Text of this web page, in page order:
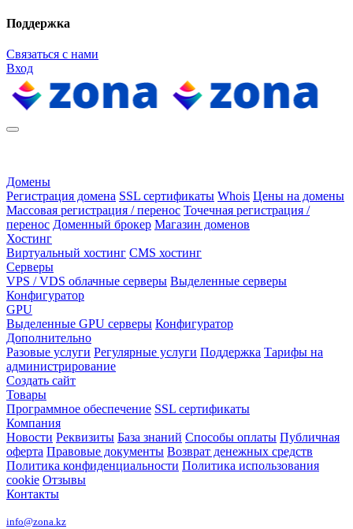
Поддержка
Связаться с нами
Вход
Домены
Регистрация домена SSL сертификаты Whois Цены на домены
Массовая регистрация / перенос Точечная регистрация /
перенос Доменный брокер Магазин доменов
Хостинг
Виртуальный хостинг CMS хостинг
Серверы
VPS / VDS облачные серверы Выделенные серверы
Конфигуратор
GPU
Выделенные GPU серверы Конфигуратор
Дополнительно
Разовые услуги Регулярные услуги Поддержка Тарифы на
администрирование
Создать сайт
Товары
Программное обеспечение SSL сертификаты
Компания
Новости Реквизиты База знаний Способы оплаты Публичная
оферта Правовые документы Возврат денежных средств
Политика конфиденциальности Политика использования
cookie Отзывы
Контакты
info@zona.kz